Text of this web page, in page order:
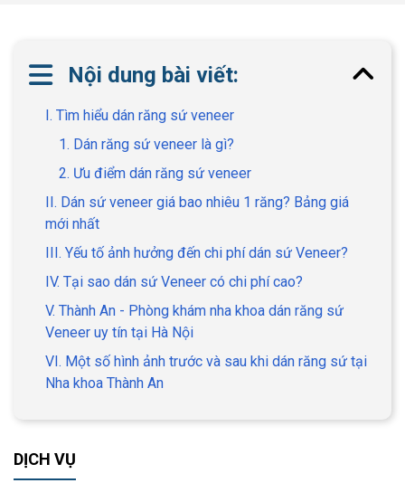
Nội dung bài viết:
I. Tìm hiểu dán răng sứ veneer
1. Dán răng sứ veneer là gì?
2. Ưu điểm dán răng sứ veneer
II. Dán sứ veneer giá bao nhiêu 1 răng? Bảng giá
mới nhất
III. Yếu tố ảnh hưởng đến chi phí dán sứ Veneer?
IV. Tại sao dán sứ Veneer có chi phí cao?
V. Thành An - Phòng khám nha khoa dán răng sứ
Veneer uy tín tại Hà Nội
VI. Một số hình ảnh trước và sau khi dán răng sứ tại
Nha khoa Thành An
DỊCH VỤ